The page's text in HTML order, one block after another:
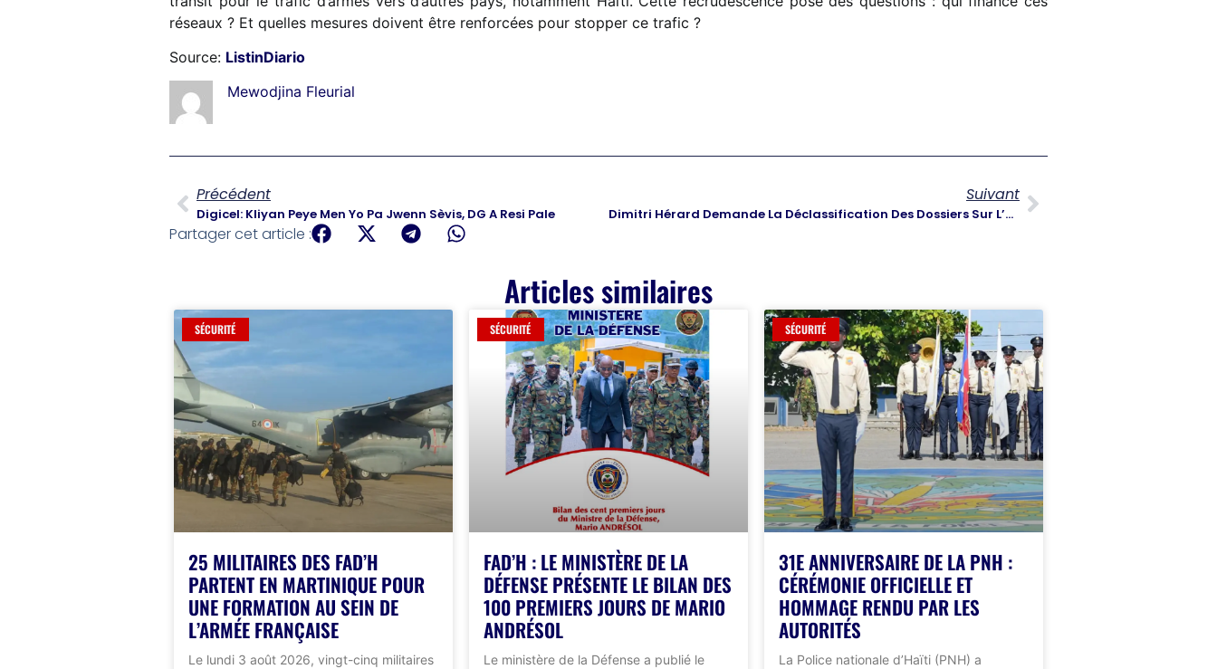
réseaux ? Et quelles mesures doivent être renforcées pour stopper ce trafic ?
Source: ListinDiario
Mewodjina Fleurial
Précédent
Digicel: Kliyan Peye Men Yo Pa Jwenn Sèvis, DG A Resi Pale
Suivant
Dimitri Hérard Demande La Déclassification Des Dossiers Sur L’assassinat De Jovenel Moïse
Partager cet article :
Articles similaires
SÉCURITÉ
25 MILITAIRES DES FAD’H
PARTENT EN MARTINIQUE POUR
UNE FORMATION AU SEIN DE
L’ARMÉE FRANÇAISE
Le lundi 3 août 2026, vingt-cinq militaires
SÉCURITÉ
FAD’H : LE MINISTÈRE DE LA
DÉFENSE PRÉSENTE LE BILAN DES
100 PREMIERS JOURS DE MARIO
ANDRÉSOL
Le ministère de la Défense a publié le
SÉCURITÉ
31E ANNIVERSAIRE DE LA PNH :
CÉRÉMONIE OFFICIELLE ET
HOMMAGE RENDU PAR LES
AUTORITÉS
La Police nationale d’Haïti (PNH) a